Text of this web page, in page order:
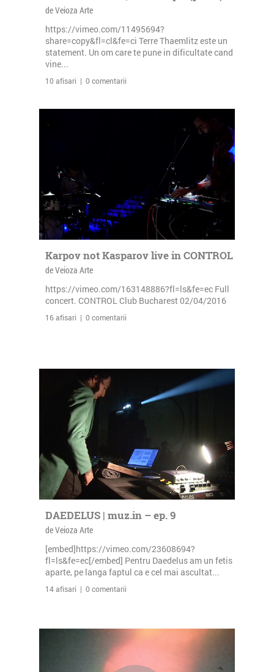
de Veioza Arte
https://vimeo.com/11495694?
share=copy&fl=cl&fe=ci Terre Thaemlitz este un
statement. Un om care te pune in dificultate cand
vine...
10 afisari | 0 comentarii
Karpov not Kasparov live in CONTROL
de Veioza Arte
https://vimeo.com/163148886?fl=ls&fe=ec Full
concert. CONTROL Club Bucharest 02/04/2016
16 afisari | 0 comentarii
DAEDELUS | muz.in – ep. 9
de Veioza Arte
[embed]https://vimeo.com/23608694?
fl=ls&fe=ec[/embed] Pentru Daedelus am un fetis
aparte, pe langa faptul ca e cel mai ascultat...
14 afisari | 0 comentarii